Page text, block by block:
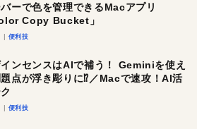
ーで色を管理できるMacアプリ
Copy Bucket」
便利技
ンセンスはAIで補う！ Geminiを使え
点が浮き彫りに⁉︎／Macで速攻！AI活
便利技